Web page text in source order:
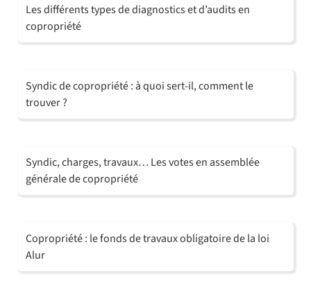
Les différents types de diagnostics et d’audits en
copropriété
Syndic de copropriété : à quoi sert-il, comment le
trouver ?
Syndic, charges, travaux… Les votes en assemblée
générale de copropriété
Copropriété : le fonds de travaux obligatoire de la loi
Alur